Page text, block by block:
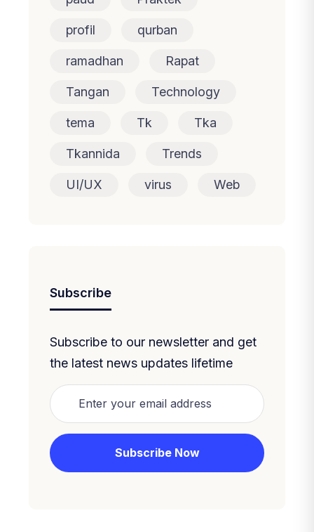
profil qurban
ramadhan Rapat
Tangan Technology
tema Tk Tka
Tkannida Trends
UI/UX virus Web
Subscribe
Subscribe to our newsletter and get
the latest news updates lifetime